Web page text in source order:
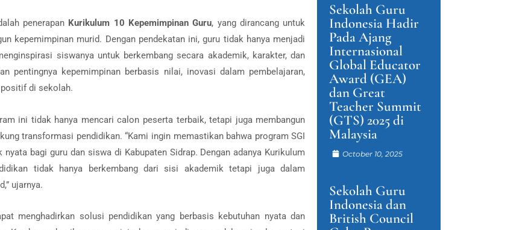
penerapan Kurikulum 10 Kepemimpinan Guru, yang dirancang untuk
kepemimpinan murid. Dengan pendekatan ini, guru tidak hanya menjadi
siswanya untuk berkembang secara akademik, karakter, dan
pentingnya kepemimpinan berbasis nilai, inovasi dalam pembelajaran,
di sekolah.
ini tidak hanya mencari calon peserta terbaik, tetapi juga membangun
transformasi pendidikan. “Kami ingin memastikan bahwa program SGI
bagi guru dan siswa di Kabupaten Sidrap. Dengan adanya Kurikulum
tidak hanya berkembang dari sisi akademik tetapi juga dalam
ujarnya.
menghadirkan solusi pendidikan yang berbasis kebutuhan nyata dan
Sekolah Guru
Indonesia Hadir
Pada Ajang
Internasional
Global Educator
Award (GEA)
dan Great
Teacher Summit
(GTS) 2025 di
Malaysia
October 10, 2025
Sekolah Guru
Indonesia dan
British Council